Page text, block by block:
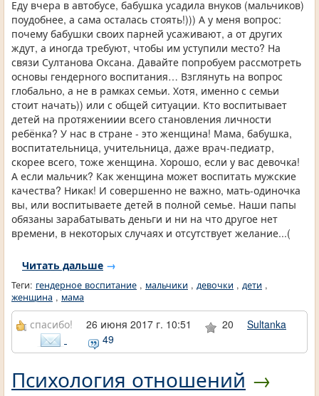
Еду вчера в автобусе, бабушка усадила внуков (мальчиков)
поудобнее, а сама осталась стоять!))) А у меня вопрос:
почему бабушки своих парней усаживают, а от других
ждут, а иногда требуют, чтобы им уступили место? На
связи Султанова Оксана. Давайте попробуем рассмотреть
основы гендерного воспитания… Взглянуть на вопрос
глобально, а не в рамках семьи. Хотя, именно с семьи
стоит начать)) или с общей ситуации. Кто воспитывает
детей на протяжениии всего становления личности
ребёнка? У нас в стране - это женщина! Мама, бабушка,
воспитательница, учительница, даже врач-педиатр,
скорее всего, тоже женщина. Хорошо, если у вас девочка!
А если мальчик? Как женщина может воспитать мужские
качества? Никак! И совершенно не важно, мать-одиночка
вы, или воспитываете детей в полной семье. Наши папы
обязаны зарабатывать деньги и ни на что другое нет
времени, в некоторых случаях и отсутствует желание...(
Читать дальше →
Теги: гендерное воспитание , мальчики , девочки , дети ,
женщина , мама
спасибо! 26 июня 2017 г. 10:51 20
Sultanka
49
Психология отношений →